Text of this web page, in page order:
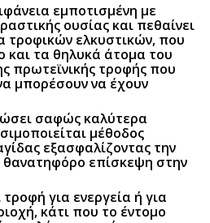
εμποτισμένη με
ουσίας και πεθαίνει
τροφικών ελκυστικών, που
και τα θηλυκά άτομα του
πρωτεϊνικής τροφής που
μπορέσουν να έχουν
σαφώς καλύτερα
μέθοδος
εξασφαλίζοντας την
θανατηφόρο επίσκεψη στην
για ενεργεία ή για
κάτι που το έντομο